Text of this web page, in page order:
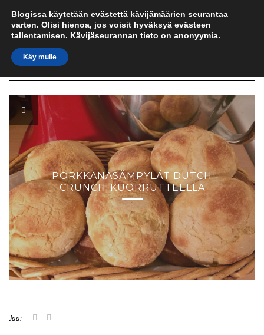
content
IN UMIDO
kulinaristinen sydän italiassa
Navigation
PORKKANASÄMPYLÄT DUTCH
CRUNCH-KUORRUTTEELLA
Jaa:
Blogissa käytetään evästettä kävijämäärien seurantaa
varten. Olisi hienoa, jos voisit hyväksyä evästeen
tallentamisen. Kävijäseurannan tieto on anonyymia.
Käy mulle